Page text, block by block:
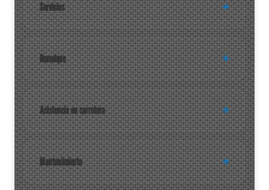
Servicios
Remolque
Asistencia en carretera
Mantenimiento